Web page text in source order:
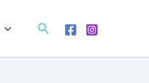
Pesquisar